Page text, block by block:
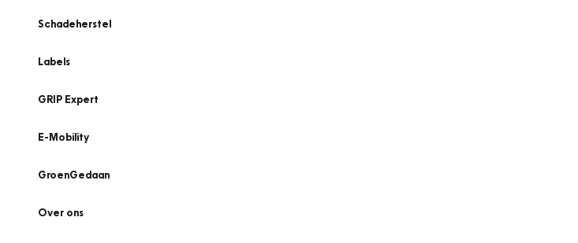
Schadeherstel
Labels
GRIP Expert
E-Mobility
GroenGedaan
Over ons